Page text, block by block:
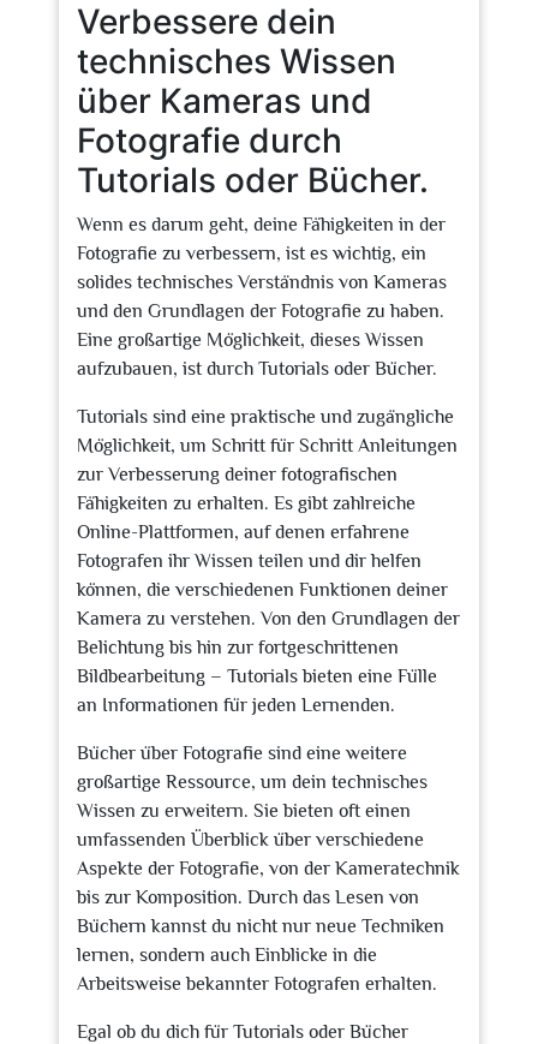
Verbessere dein
technisches Wissen
über Kameras und
Fotografie durch
Tutorials oder Bücher.
Wenn es darum geht, deine Fähigkeiten in der
Fotografie zu verbessern, ist es wichtig, ein
solides technisches Verständnis von Kameras
und den Grundlagen der Fotografie zu haben.
Eine großartige Möglichkeit, dieses Wissen
aufzubauen, ist durch Tutorials oder Bücher.
Tutorials sind eine praktische und zugängliche
Möglichkeit, um Schritt für Schritt Anleitungen
zur Verbesserung deiner fotografischen
Fähigkeiten zu erhalten. Es gibt zahlreiche
Online-Plattformen, auf denen erfahrene
Fotografen ihr Wissen teilen und dir helfen
können, die verschiedenen Funktionen deiner
Kamera zu verstehen. Von den Grundlagen der
Belichtung bis hin zur fortgeschrittenen
Bildbearbeitung – Tutorials bieten eine Fülle
an Informationen für jeden Lernenden.
Bücher über Fotografie sind eine weitere
großartige Ressource, um dein technisches
Wissen zu erweitern. Sie bieten oft einen
umfassenden Überblick über verschiedene
Aspekte der Fotografie, von der Kameratechnik
bis zur Komposition. Durch das Lesen von
Büchern kannst du nicht nur neue Techniken
lernen, sondern auch Einblicke in die
Arbeitsweise bekannter Fotografen erhalten.
Egal ob du dich für Tutorials oder Bücher